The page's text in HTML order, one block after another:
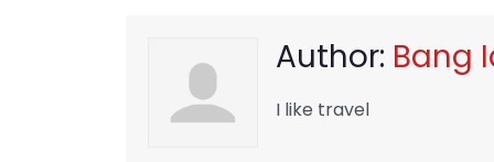
Author: Bang
I like travel